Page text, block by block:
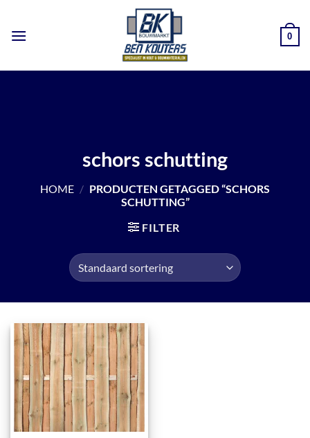
inhoud
0
schors schutting
HOME / PRODUCTEN GETAGGED “SCHORS
SCHUTTING”
FILTER